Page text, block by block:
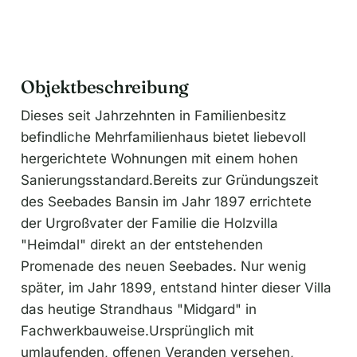
Objektbeschreibung
Dieses seit Jahrzehnten in Familienbesitz
befindliche Mehrfamilienhaus bietet liebevoll
hergerichtete Wohnungen mit einem hohen
Sanierungsstandard.Bereits zur Gründungszeit
des Seebades Bansin im Jahr 1897 errichtete
der Urgroßvater der Familie die Holzvilla
"Heimdal" direkt an der entstehenden
Promenade des neuen Seebades. Nur wenig
später, im Jahr 1899, entstand hinter dieser Villa
das heutige Strandhaus "Midgard" in
Fachwerkbauweise.Ursprünglich mit
umlaufenden, offenen Veranden versehen,